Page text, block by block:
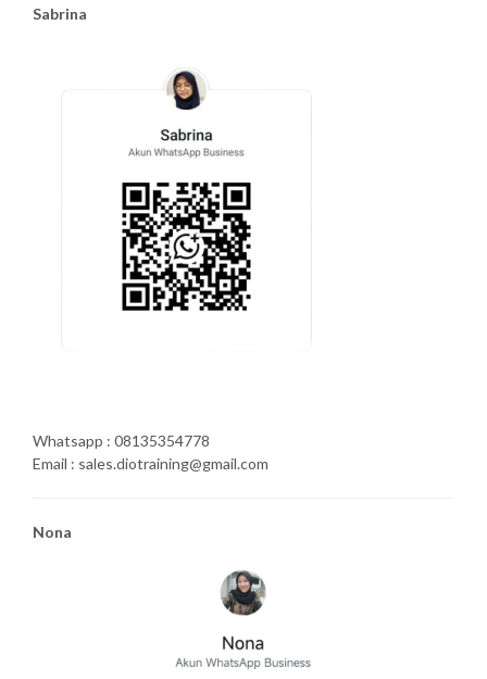
Sabrina
Whatsapp : 08135354778
Email : sales.diotraining@gmail.com
Nona